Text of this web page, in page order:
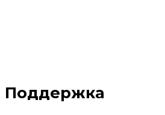
Поддержка